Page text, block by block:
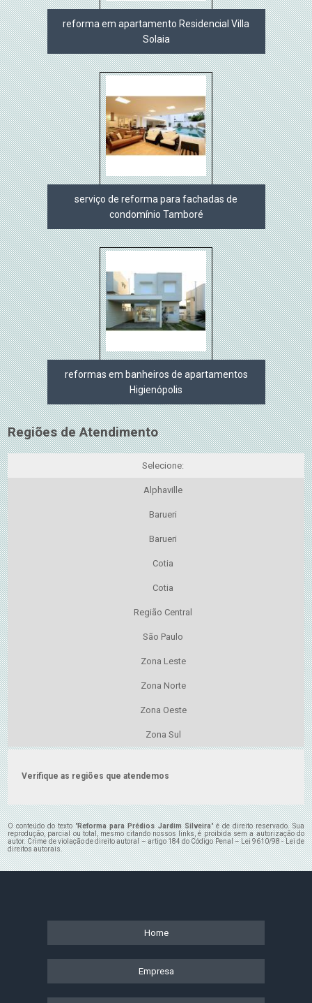
reforma em apartamento Residencial Villa
Solaia
serviço de reforma para fachadas de
condomínio Tamboré
reformas em banheiros de apartamentos
Higienópolis
Regiões de Atendimento
Selecione:
Alphaville
Barueri
Barueri
Cotia
Cotia
Região Central
São Paulo
Zona Leste
Zona Norte
Zona Oeste
Zona Sul
Verifique as regiões que atendemos
O conteúdo do texto "Reforma para Prédios Jardim Silveira" é de direito reservado. Sua
reprodução, parcial ou total, mesmo citando nossos links, é proibida sem a autorização do
autor. Crime de violação de direito autoral – artigo 184 do Código Penal –Lei 9610/98 - Lei de
direitos autorais.
Home
Empresa